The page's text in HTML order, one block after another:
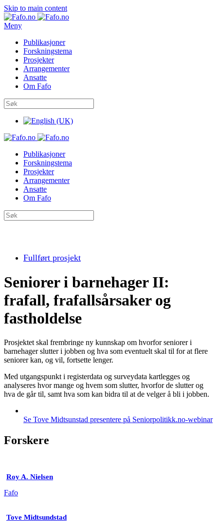
Skip to main content
Meny
Publikasjoner
Forskningstema
Prosjekter
Arrangementer
Ansatte
Om Fafo
Publikasjoner
Forskningstema
Prosjekter
Arrangementer
Ansatte
Om Fafo
Fullført prosjekt
Seniorer i barnehager II:
frafall, frafallsårsaker og
fastholdelse
Prosjektet skal frembringe ny kunnskap om hvorfor seniorer i
barnehager slutter i jobben og hva som eventuelt skal til for at flere
seniorer kan, og vil, fortsette lenger.
Med utgangspunkt i registerdata og surveydata kartlegges og
analyseres hvor mange og hvem som slutter, hvorfor de slutter og
hva de går til, samt hva som kan bidra til at de velger å bli i jobben.
Se Tove Midtsunstad presentere på Seniorpolitikk.no-webinar
Forskere
Roy A. Nielsen
Fafo
Tove Midtsundstad